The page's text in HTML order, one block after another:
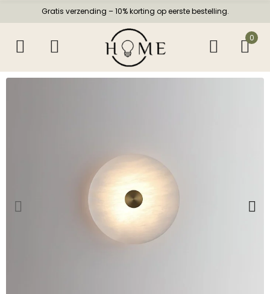
Gratis verzending – 10% korting op eerste bestelling.
0